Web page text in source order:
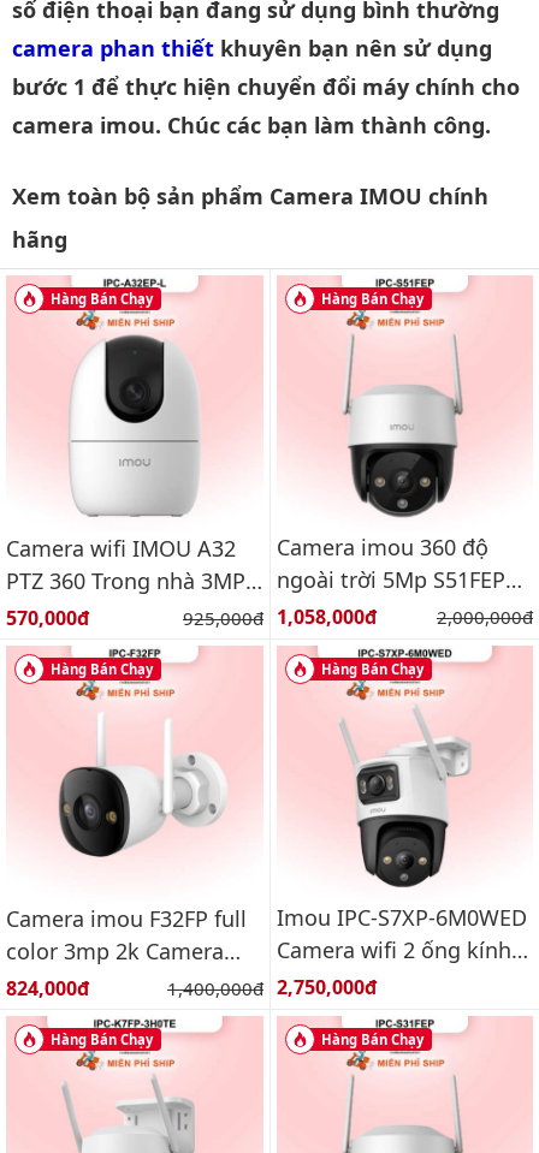
số điện thoại bạn đang sử dụng bình thường
camera phan thiết khuyên bạn nên sử dụng
bước 1 để thực hiện chuyển đổi máy chính cho
camera imou. Chúc các bạn làm thành công.
Xem toàn bộ sản phẩm Camera IMOU chính
hãng
Hàng Bán Chạy
Camera wifi IMOU A32
PTZ 360 Trong nhà 3MP
IPC-A32EP-L
Giá bán:
570,000đ Giá gốc:
925,000đ
Hàng Bán Chạy
Camera imou 360 độ
ngoài trời 5Mp S51FEP
Báo động, đàm thoại 2
chiều
Giá bán:
1,058,000đ Giá gốc:
2,000,000đ
Hàng Bán Chạy
Camera imou F32FP full
color 3mp 2k Camera
wifi ngoài trời
Giá bán:
824,000đ Giá gốc:
1,400,000đ
Hàng Bán Chạy
Imou IPC-S7XP-6M0WED
Camera wifi 2 ống kính
quay quét ngoài trời
6MP
Giá bán:
2,750,000đ
Hàng Bán Chạy Hàng Bán Chạy